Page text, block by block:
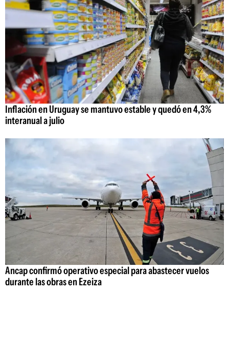
Inflación en Uruguay se mantuvo estable y quedó en 4,3%
interanual a julio
Ancap confirmó operativo especial para abastecer vuelos
durante las obras en Ezeiza